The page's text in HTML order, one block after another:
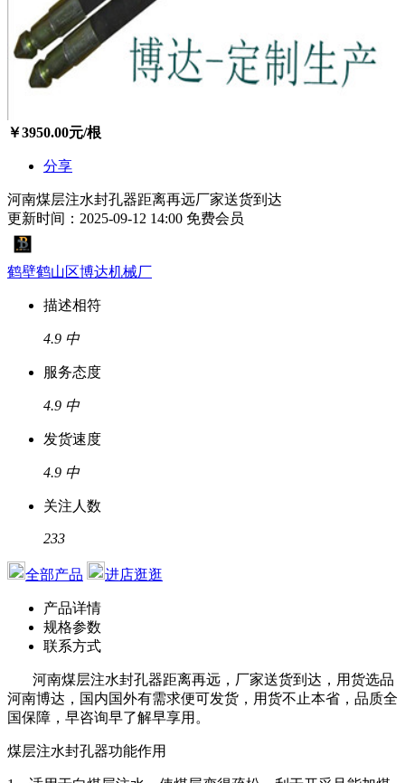
￥3950.00元/根
分享
河南煤层注水封孔器距离再远厂家送货到达
更新时间：2025-09-12 14:00 免费会员
鹤壁鹤山区博达机械厂
描述相符
4.9 中
服务态度
4.9 中
发货速度
4.9 中
关注人数
233
全部产品 进店逛逛
产品详情
规格参数
联系方式
河南煤层注水封孔器距离再远，厂家送货到达，用货选品
河南博达，国内国外有需求便可发货，用货不止本省，品质全
国保障，早咨询早了解早享用。
煤层注水封孔器功能作用